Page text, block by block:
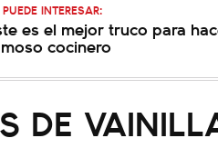
INTERESAR:
es el mejor truco para
cocinero
DE